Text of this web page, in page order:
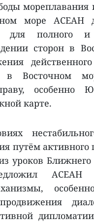
море АСЕАН
для полного и
сторон в
в Восточном
особенно
карте.
путём
уроков
АСЕАН